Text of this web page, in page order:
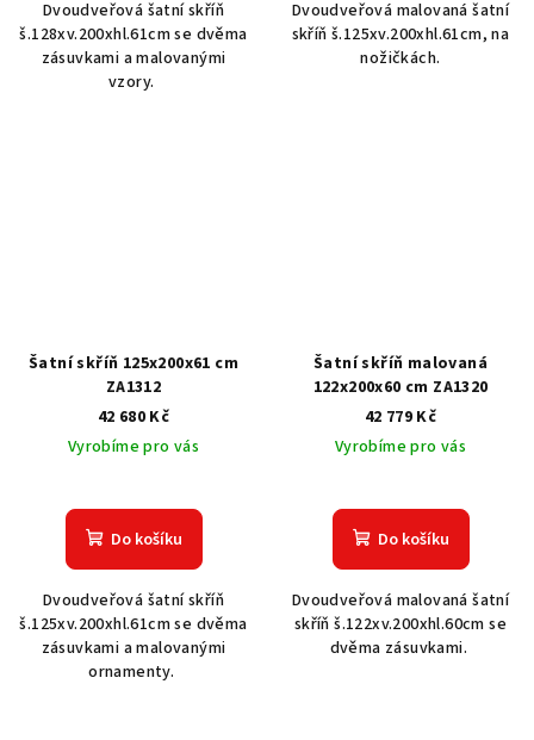
Dvoudveřová šatní skříň
š.128xv.200xhl.61cm se dvěma
zásuvkami a malovanými
vzory.
Dvoudveřová malovaná šatní
skříň š.125xv.200xhl.61cm, na
nožičkách.
Šatní skříň 125x200x61 cm
ZA1312
42 680 Kč
Vyrobíme pro vás
Do košíku
Dvoudveřová šatní skříň
š.125xv.200xhl.61cm se dvěma
zásuvkami a malovanými
ornamenty.
Šatní skříň malovaná
122x200x60 cm ZA1320
42 779 Kč
Vyrobíme pro vás
Do košíku
Dvoudveřová malovaná šatní
skříň š.122xv.200xhl.60cm se
dvěma zásuvkami.